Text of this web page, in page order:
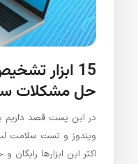
15 ابزار
حل مشکلات
در این پست قصد داریم
ویندوز و تست سلامت
اکثر این ابزارها